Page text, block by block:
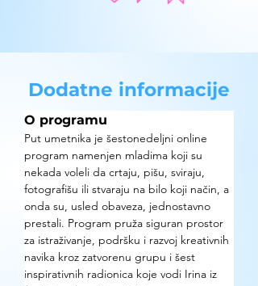
Dodatne informacije
O programu
Put umetnika je šestonedeljni online
program namenjen mladima koji su
nekada voleli da crtaju, pišu, sviraju,
fotografišu ili stvaraju na bilo koji način, a
onda su, usled obaveza, jednostavno
prestali. Program pruža siguran prostor
za istraživanje, podršku i razvoj kreativnih
navika kroz zatvorenu grupu i šest
inspirativnih radionica koje vodi Irina iz